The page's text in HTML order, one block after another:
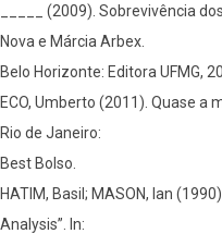
_____ (2009). Sobrevivência
Nova e Márcia Arbex.
Belo Horizonte: Editora UFMG,
ECO, Umberto (2011). Quase a
Rio de Janeiro:
Best Bolso.
HATIM, Basil; MASON, Ian
Analysis”. In: